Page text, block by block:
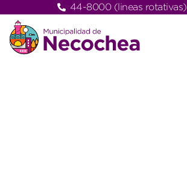
44-8000 (lineas rotativas)